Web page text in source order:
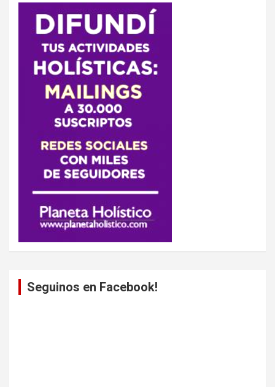
Seguinos en Facebook!